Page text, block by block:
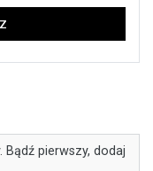
pierwszy, dodaj